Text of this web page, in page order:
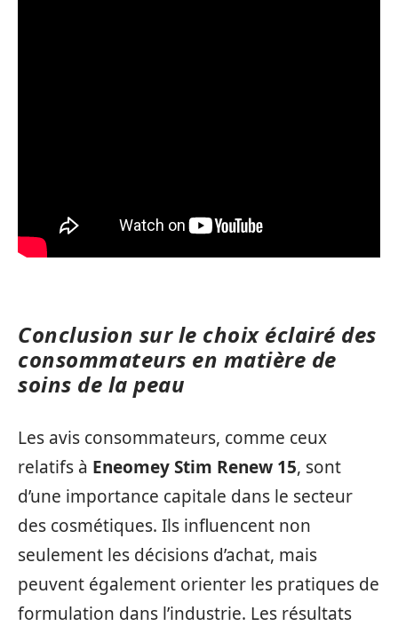
Conclusion sur le choix éclairé des
consommateurs en matière de
soins de la peau
Les avis consommateurs, comme ceux
relatifs à Eneomey Stim Renew 15, sont
d’une importance capitale dans le secteur
des cosmétiques. Ils influencent non
seulement les décisions d’achat, mais
peuvent également orienter les pratiques de
formulation dans l’industrie. Les résultats